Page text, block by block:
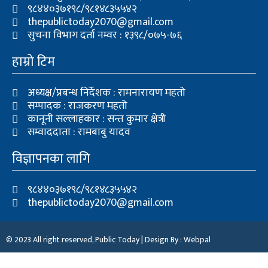
९८४४०३७१९८/९८१४८३५५४२
thepublictoday2070@gmail.com
सुचना विभाग दर्ता नम्वर : १३९८/०७५-७६
हाम्रो टिम
अध्यक्ष/प्रबन्ध निर्देशक : रामनारायण महतो
सम्पादक : राजकरण महतो
कानूनी सल्लाहकार : सन्त कुमार क्षेत्री
सम्वाददाता : रामबाबु यादव
विज्ञापनका लागि
९८४४०३७१९८/९८१४८३५५४२
thepublictoday2070@gmail.com
© 2023 All right reserved, Public Today | Design By :Webpal